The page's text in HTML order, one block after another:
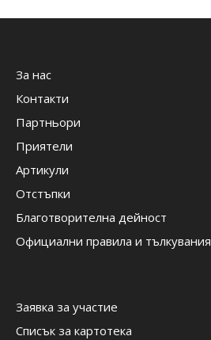
За нас
Контакти
Партньори
Приятели
Артикули
Отстъпки
Благотворителна дейност
Официални правила и тълкувания
Заявка за участие
Списък за картотека